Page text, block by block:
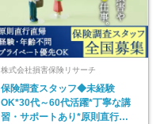
株式会社損害保険リサーチ
保険調査スタッフ◆未経験
OK*30代～60代活躍*丁寧な講
習・サポートあり*原則直行直